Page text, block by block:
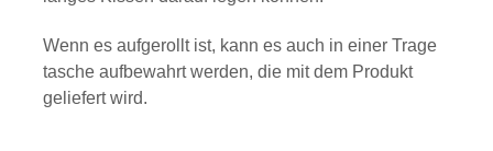
Wenn es aufgerollt ist, kann es auch in einer Trage
tasche aufbewahrt werden, die mit dem Produkt
geliefert wird.